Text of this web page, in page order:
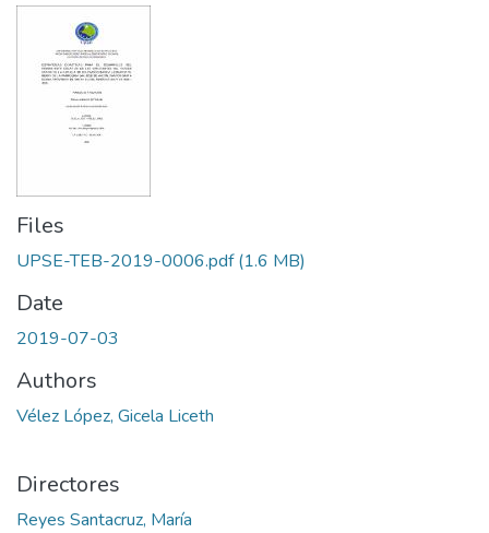
Files
UPSE-TEB-2019-0006.pdf(1.6 MB)
Date
2019-07-03
Authors
Vélez López, Gicela Liceth
Directores
Reyes Santacruz, María